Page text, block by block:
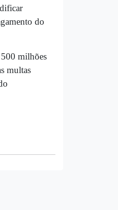
do
milhões
multas